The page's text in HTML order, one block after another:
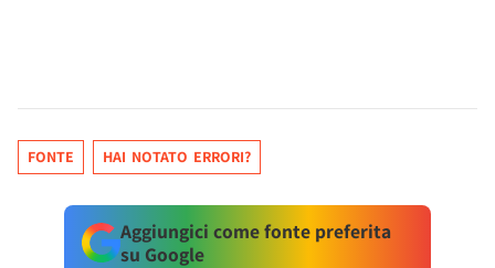
FONTE HAI NOTATO ERRORI?
Aggiungici come fonte preferita
su Google